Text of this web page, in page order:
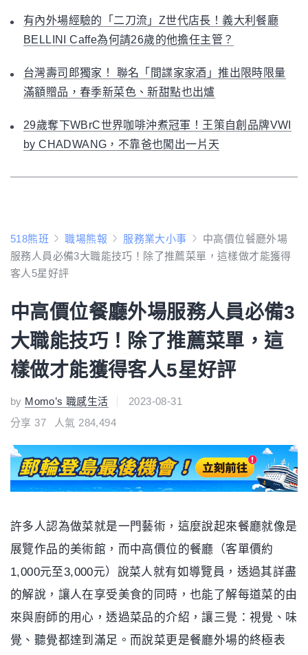
有內外場經驗的「二刀流」Z世代店長！義大利餐廳
BELLINI Caffe為何請26歲的他擔任主管？
台灣壽司郎獨家！ 聯名「間諜家家酒」推出限時限量
滿額贈品，春季新菜色、新甜點也出爐
29歲奪下WBrC世界咖啡沖煮冠軍！王策自創品牌VWI
by CHADWANG，不靠爸也闖出一片天
518熊班 職場熊報 服務業大小事
中高價位餐廳外場
服務人員必備3大職能技巧！除了推薦菜單，這樣做才能獲得
客人5星好評
中高價位餐廳外場服務人員必備3
大職能技巧！除了推薦菜單，這
樣做才能獲得客人5星好評
by Momo’s 職感生活
2023-08-31
分享37 人氣 284,494
許多人認為做菜就是一門藝術，這麼說起來餐廳就像是
展覽作品的美術館，而中高價位的餐廳（客單價約
1,000元至3,000元）說菜人就有如導覽員，透過其詳盡
的解說，讓人在享受美食的同時，也能了解每道菜的由
來與廚師的用心，透過菜品的介紹，讓三覺：視覺、味
覺、聽覺都達到滿足。而說菜更是餐廳外場的終極表